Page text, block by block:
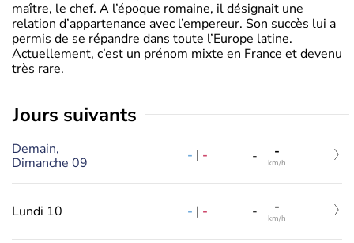
maître, le chef. A l’époque romaine, il désignait une
relation d’appartenance avec l’empereur. Son succès lui a
permis de se répandre dans toute l’Europe latine.
Actuellement, c’est un prénom mixte en France et devenu
très rare.
jours suivants
Demain,
Dimanche 09
- | - - -
km/h
Lundi 10 - | - - -
km/h